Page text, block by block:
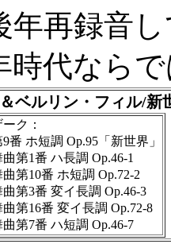
年再録音
時代なら
ベルリン・フィル/新
ク：
ホ短調 Op.95「新世界」
第1番 ハ長調 Op.46-1
第10番 ホ短調 Op.72-2
第3番 変イ長調 Op.46-3
第16番 変イ長調 Op.72-8
第7番 ハ短調 Op.46-7